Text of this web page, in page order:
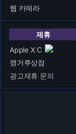
웹 카메라
제휴
Apple X C
캥거루상점
광고제휴 문의